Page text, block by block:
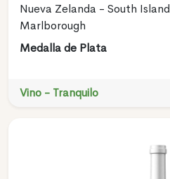
Nueva Zelanda - South Island
Marlborough
Medalla de Plata
Vino - Tranquilo